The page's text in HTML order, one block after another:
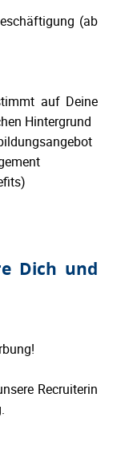
(ab
auf Deine
Hintergrund
Dich und
Recruiterin